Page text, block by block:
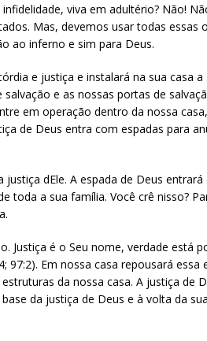
viva em adultério? Não!
Mas, devemos usar todas essas
ao inferno e sim para Deus.
e justiça e instalará na sua casa a
e as nossas portas de
em operação dentro da nossa
de Deus entra com espadas para
dEle. A espada de Deus
toda a sua família. Você crê nisso?
Justiça é o Seu nome, verdade está
97:2). Em nossa casa repousará essa
da nossa casa. A justiça de
da justiça de Deus e à volta da